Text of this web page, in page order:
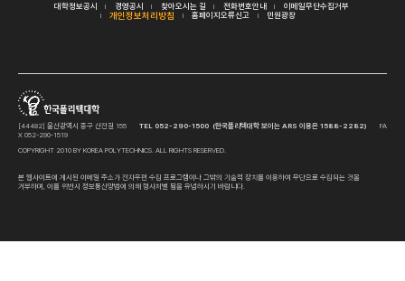
대학정보공시 경영공시 찾아오시는 길 전화번호안내 이메일무단수집거부
개인정보처리방침 홈페이지오류신고 민원광장
[44482] 울산광역시 중구 산전길 155 TEL 052-290-1500 (한국폴리텍대학 보이는 ARS 이용은 1588-2282)
FA
X 052-290-1519
COPYRIGHT 2010 BY KOREA POLYTECHNICS. ALL RIGHTS RESERVED.
본 웹사이트에 게시된 이메일 주소가 전자우편 수집 프로그램이나 그밖의 기술적 장치를 이용하여 무단으로 수집되는 것을
거부하며, 이를 위반시 정보통신망법에 의해 형사처벌 됨을 유념하시기 바랍니다.